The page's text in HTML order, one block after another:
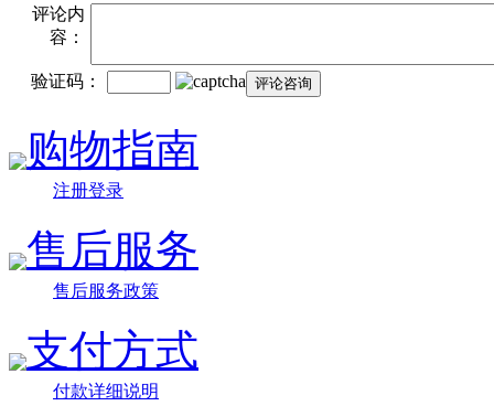
评论内
容：
验证码：
购物指南
注册登录
售后服务
售后服务政策
支付方式
付款详细说明